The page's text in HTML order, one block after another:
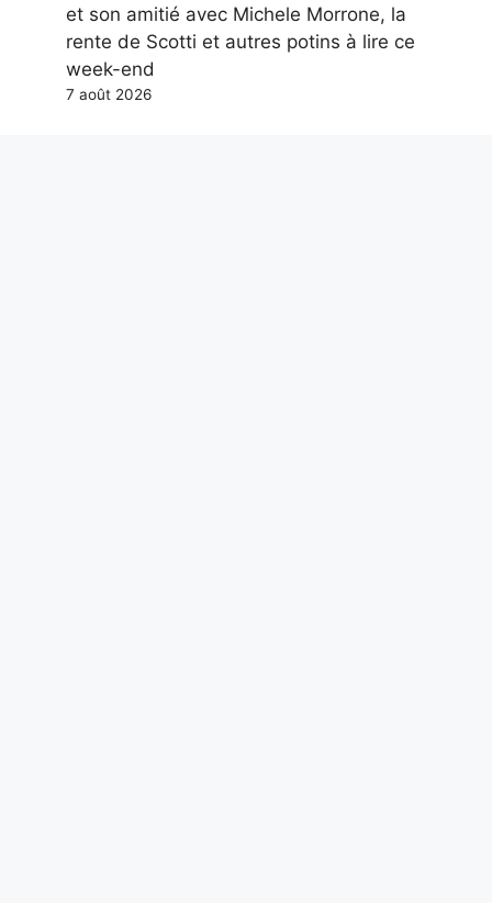
et son amitié avec Michele Morrone, la
rente de Scotti et autres potins à lire ce
week-end
7 août 2026